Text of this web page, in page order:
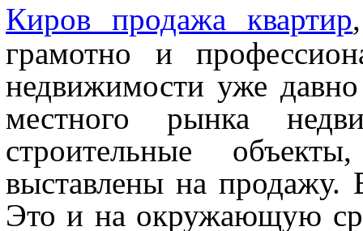
Киров продажа квартир
грамотно и
недвижимости уже
местного рынка
строительные
выставлены на продажу.
Это и на окружающую